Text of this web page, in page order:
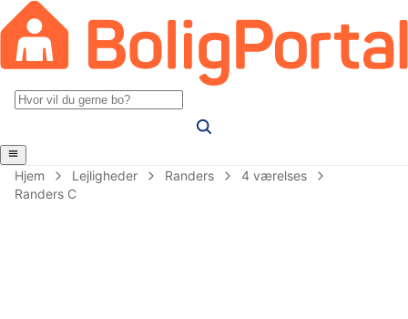
Hjem Lejligheder Randers
4 værelses
Randers C